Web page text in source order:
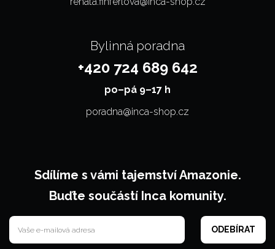
Bylinná poradna
+420 724 689 642
po–⁠⁠⁠⁠⁠⁠pá 9–17 h
poradna@inca-shop.cz
Sdílíme s vámi tajemství Amazonie.
Buďte součástí Inca komunity.